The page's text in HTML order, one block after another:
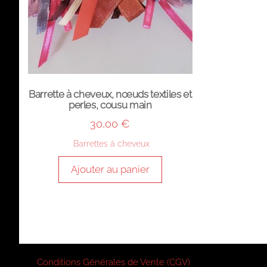
Barrette à cheveux, nœuds textiles et
perles, cousu main
30,00€
Barrettes à cheveux
Ajouter au panier
Conditions Générales de Vente (CGV)